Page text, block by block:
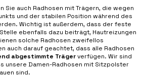
Sie auch Radhosen mit Trägern, die wegen
und der stabilen Position während des
Wichtig ist außerdem, dass der feste
ebenfalls dazu beiträgt, Hautreizungen
solche Radhosen zweifellos
auch darauf geachtet, dass alle Radhosen
abgestimmte Trägerverfügen. Wir sind
unsere Damen-Radhosen mit Sitzpolster
sind.